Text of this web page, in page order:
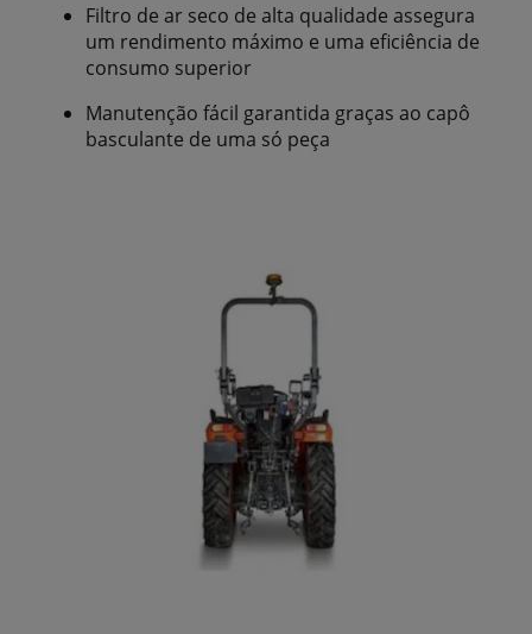
Filtro de ar seco de alta qualidade assegura
um rendimento máximo e uma eficiência de
consumo superior
Manutenção fácil garantida graças ao capô
basculante de uma só peça